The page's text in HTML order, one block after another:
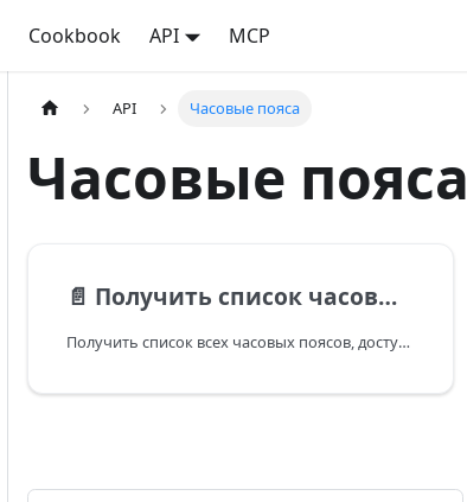
Cookbook API MCP
API Часовые пояса
Часовые пояса
📄️ Получить список часовых поясов
Получить список всех часовых поясов, доступных в системе.